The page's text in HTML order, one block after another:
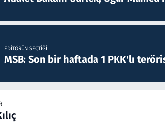
EDITÖRÜN SEÇTIĞI
MSB: Son bir haftada 1 PKK'lı